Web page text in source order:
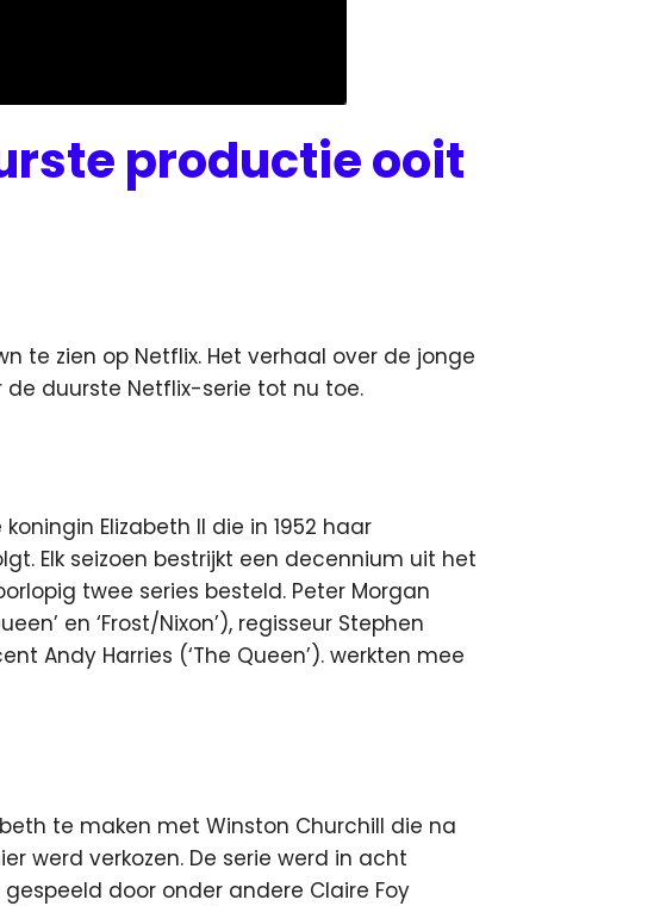
productie ooit
te zien op Netflix. Het verhaal over de jonge
de duurste Netflix-serie tot nu toe.
Elizabeth II die in 1952 haar
Elk seizoen bestrijkt een decennium uit het
twee series besteld. Peter Morgan
en ‘Frost/Nixon’), regisseur Stephen
Andy Harries (‘The Queen’). werkten mee
te maken met Winston Churchill die na
werd verkozen. De serie werd in acht
door onder andere Claire Foy